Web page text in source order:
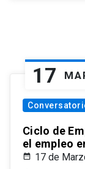
17
Ciclo de
el empleo
17 de